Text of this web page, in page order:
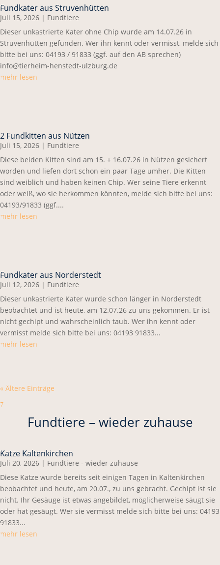
Fundkater aus Struvenhütten
Juli 15, 2026 | Fundtiere
Dieser unkastrierte Kater ohne Chip wurde am 14.07.26 in
Struvenhütten gefunden. Wer ihn kennt oder vermisst, melde sich
bitte bei uns: 04193 / 91833 (ggf. auf den AB sprechen)
info@tierheim-henstedt-ulzburg.de
mehr lesen
2 Fundkitten aus Nützen
Juli 15, 2026 | Fundtiere
Diese beiden Kitten sind am 15. + 16.07.26 in Nützen gesichert
worden und liefen dort schon ein paar Tage umher. Die Kitten
sind weiblich und haben keinen Chip. Wer seine Tiere erkennt
oder weiß, wo sie herkommen könnten, melde sich bitte bei uns:
04193/91833 (ggf....
mehr lesen
Fundkater aus Norderstedt
Juli 12, 2026 | Fundtiere
Dieser unkastrierte Kater wurde schon länger in Norderstedt
beobachtet und ist heute, am 12.07.26 zu uns gekommen. Er ist
nicht gechipt und wahrscheinlich taub. Wer ihn kennt oder
vermisst melde sich bitte bei uns: 04193 91833...
mehr lesen
« Ältere Einträge
7
Fundtiere – wieder zuhause
Katze Kaltenkirchen
Juli 20, 2026 | Fundtiere - wieder zuhause
Diese Katze wurde bereits seit einigen Tagen in Kaltenkirchen
beobachtet und heute, am 20.07., zu uns gebracht. Gechipt ist sie
nicht. Ihr Gesäuge ist etwas angebildet, möglicherweise säugt sie
oder hat gesäugt. Wer sie vermisst melde sich bitte bei uns: 04193
91833...
mehr lesen